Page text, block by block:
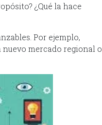
¿Qué la hace
Por ejemplo,
nuevo mercado regional o